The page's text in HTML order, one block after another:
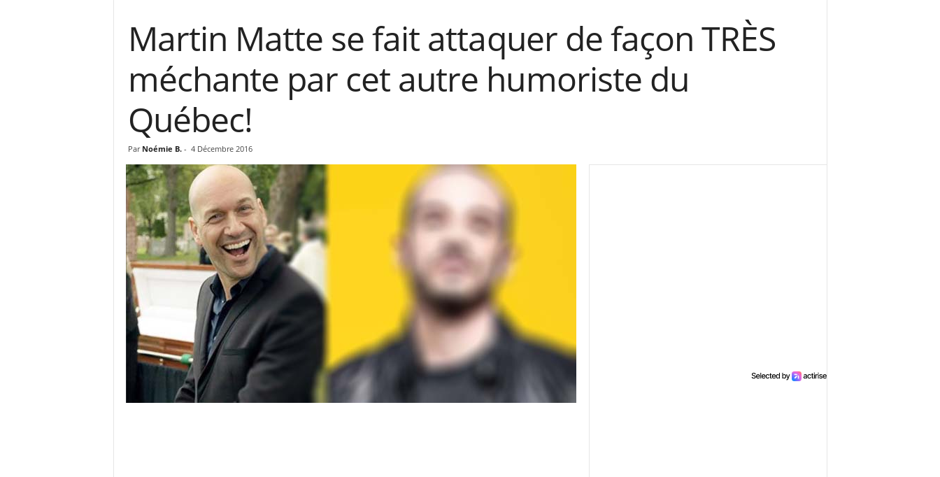
Martin Matte se fait attaquer de façon TRÈS
méchante par cet autre humoriste du
Québec!
Par Noémie B. - 4 Décembre 2016